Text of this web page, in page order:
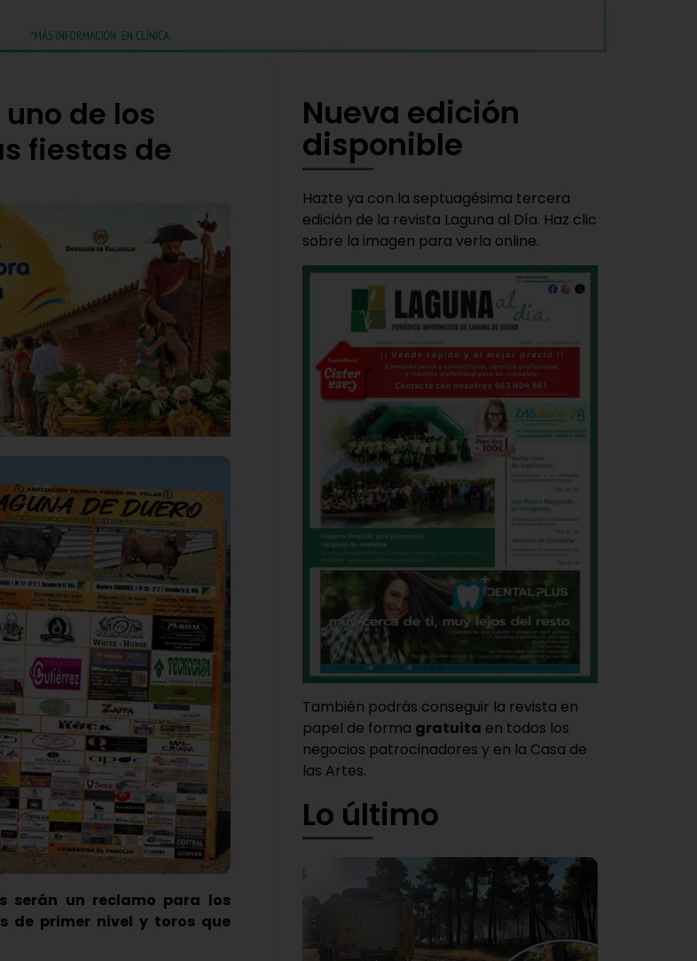
de los
fiestas de
serán un reclamo para los
de primer nivel y toros que
Nueva edición
disponible
Hazte ya con la septuagésima tercera
edición de la revista Laguna al Día. Haz clic
sobre la imagen para verla online.
También podrás conseguir la revista en
papel de forma gratuita en todos los
negocios patrocinadores y en la Casa de
las Artes.
Lo último